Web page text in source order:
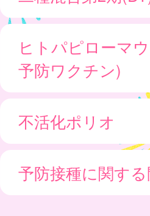
ヒトパピローマ
予防ワクチン)
不活化ポリオ
予防接種に関す